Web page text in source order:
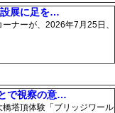
展に足を…
ナーが、2026年7月25日、
で視察の意…
塔頂体験「ブリッジワール